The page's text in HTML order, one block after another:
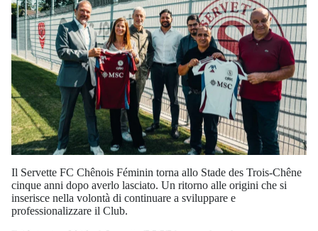
Il Servette FC Chênois Féminin torna allo Stade des Trois-Chêne
cinque anni dopo averlo lasciato. Un ritorno alle origini che si
inserisce nella volontà di continuare a sviluppare e
professionalizzare il Club.